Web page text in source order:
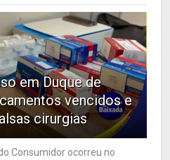
em Duque de
vencidos e
cirurgias
Consumidor ocorreu no